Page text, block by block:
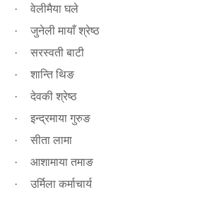
· वेलीमैया घले
· जुनेली मायाँ श्रेष्ठ
· सरस्वती बाटी
· शान्ति थिङ
· देवकी श्रेष्ठ
· इन्द्रमाया गुरुङ
· सीता लामा
· आशामाया तमाङ
· उर्मिला कर्माचार्य